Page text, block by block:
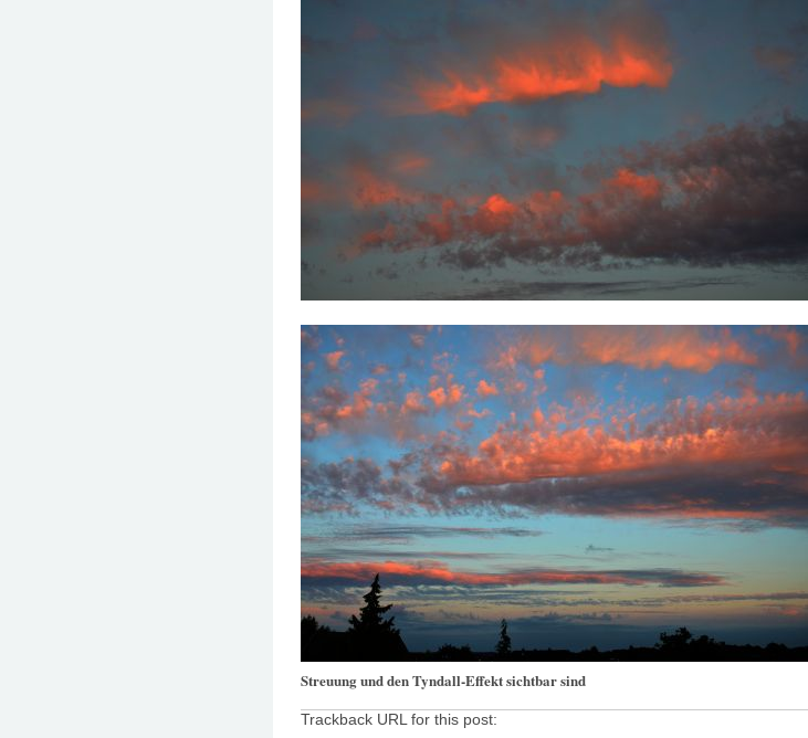
Streuung und den Tyndall-Effekt sichtbar sind
Trackback URL for this post: